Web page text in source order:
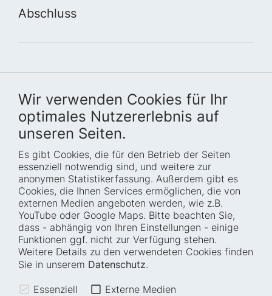
Wir verwenden Cookies für Ihr
optimales Nutzererlebnis auf
unseren Seiten.
Es gibt Cookies, die für den Betrieb der Seiten
essenziell notwendig sind, und weitere zur
anonymen Statistikerfassung. Außerdem gibt es
Cookies, die Ihnen Services ermöglichen, die von
externen Medien angeboten werden, wie z.B.
YouTube oder Google Maps. Bitte beachten Sie,
dass - abhängig von Ihren Einstellungen - einige
Funktionen ggf. nicht zur Verfügung stehen.
Weitere Details zu den verwendeten Cookies finden
Sie in unserem Datenschutz.
Essenziell Externe Medien
Abschluss
Startseite
Wer wir sind
Wie wir arbeiten
Projekte
Fellowships
Karriere
Blog
Presse
Termine
Barrierefreiheit
Transparenz
Glossar
Anfahrt und
Leichte Sprache
Impressum